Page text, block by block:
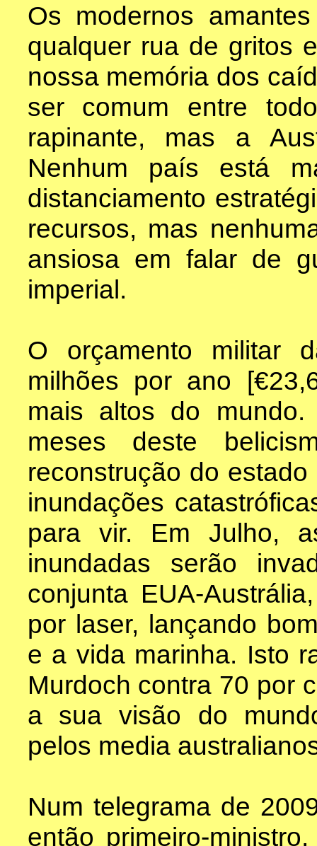
Os modernos
qualquer rua de gritos
nossa memória dos
ser comum entre
rapinante, mas a
Nenhum país está
distanciamento
recursos, mas
ansiosa em falar de
imperial.
O orçamento militar
milhões por ano
mais altos do
meses deste
reconstrução do
inundações
para vir. Em Julho,
inundadas serão
conjunta EUA-
por laser, lançando
e a vida marinha. Isto
Murdoch contra 70 por
a sua visão do
pelos media
Num telegrama de
então primeiro-